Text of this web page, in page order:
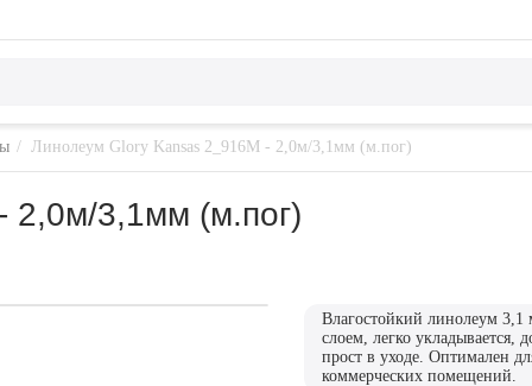
/ Линолеум Glory Kansas 2_916M - 2,0м/3,1мм (м.пог)
2,0м/3,1мм (м.пог)
Влагостойкий линолеум
слоем, легко укладывается,
прост в уходе. Оптимален
коммерческих помещений.